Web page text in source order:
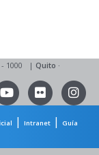
1000 | Quito ·
| Intranet|
Guía